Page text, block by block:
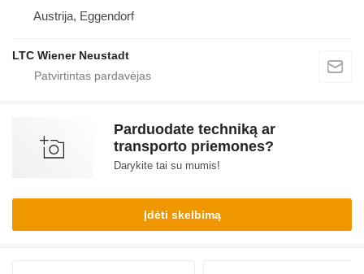
Austrija, Eggendorf
LTC Wiener Neustadt
Parduodate techniką ar
transporto priemones?
Darykite tai su mumis!
Įdėti skelbimą